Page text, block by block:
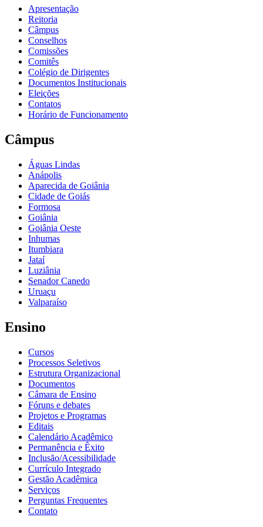
Apresentação
Reitoria
Câmpus
Conselhos
Comissões
Comitês
Colégio de Dirigentes
Documentos Institucionais
Eleições
Contatos
Horário de Funcionamento
Câmpus
Águas Lindas
Anápolis
Aparecida de Goiânia
Cidade de Goiás
Formosa
Goiânia
Goiânia Oeste
Inhumas
Itumbiara
Jataí
Luziânia
Senador Canedo
Uruaçu
Valparaíso
Ensino
Cursos
Processos Seletivos
Estrutura Organizacional
Documentos
Câmara de Ensino
Fóruns e debates
Projetos e Programas
Editais
Calendário Acadêmico
Permanência e Êxito
Inclusão/Acessibilidade
Currículo Integrado
Gestão Acadêmica
Serviços
Perguntas Frequentes
Contato